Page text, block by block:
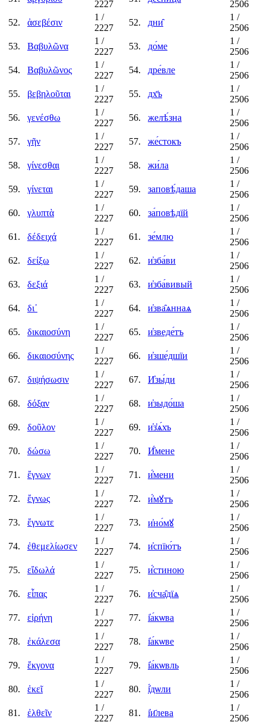
2227
52.
ἀσεβέσιν
1 /
2227
53.
Βαβυλῶνα
1 /
2227
54.
Βαβυλῶνος
1 /
2227
55.
βεβηλοῦται
1 /
2227
56.
γενέσθω
1 /
2227
57.
γῆν
1 /
2227
58.
γίνεσθαι
1 /
2227
59.
γίνεται
1 /
2227
60.
γλυπτὰ
1 /
2227
61.
δέδειχά
1 /
2227
62.
δείξω
1 /
2227
63.
δεξιά
1 /
2227
64.
δι᾿
1 /
2227
65.
δικαιοσύνη
1 /
2227
66.
δικαιοσύνης
1 /
2227
67.
διψήσωσιν
1 /
2227
68.
δόξαν
1 /
2227
69.
δοῦλον
1 /
2227
70.
δώσω
1 /
2227
71.
ἔγνων
1 /
2227
72.
ἔγνως
1 /
2227
73.
ἔγνωτε
1 /
2227
74.
ἐθεμελίωσεν
1 /
2227
75.
εἴδωλά
1 /
2227
76.
εἶπας
1 /
2227
77.
εἰρήνη
1 /
2227
78.
ἐκάλεσα
1 /
2227
79.
ἔκγονα
1 /
2227
80.
ἐκεῖ
1 /
2227
81.
ἐλθεῖν
1 /
2227
2506
52.
дни̑
1 /
2506
53.
до́ме
1 /
2506
54.
дре́вле
1 /
2506
55.
дх҃ъ
1 /
2506
56.
желѣ́зна
1 /
2506
57.
же́стокъ
1 /
2506
58.
жи́ла
1 /
2506
59.
заповѣ́даша
1 /
2506
60.
за́повѣдїй
1 /
2506
61.
зе́млю
1 /
2506
62.
и҆зба́ви
1 /
2506
63.
и҆зба́вивый
1 /
2506
64.
и҆зва̑ѧннаѧ
1 /
2506
65.
и҆зведе́тъ
1 /
2506
66.
и҆зше́дшїи
1 /
2506
67.
И҆зы́ди
1 /
2506
68.
и҆зыдо́ша
1 /
2506
69.
и҆з̾ѧ́хъ
1 /
2506
70.
И҆́мене
1 /
2506
71.
и҆́мени
1 /
2506
72.
и҆́мꙋтъ
1 /
2506
73.
и҆но́мꙋ
1 /
2506
74.
и҆спїю́тъ
1 /
2506
75.
и҆́стиною
1 /
2506
76.
и҆сча̑дїѧ
1 /
2506
77.
і҆а́кѡва
1 /
2506
78.
і҆а́кѡве
1 /
2506
79.
і҆а́кѡвль
1 /
2506
80.
і҆́дѡли
1 /
2506
81.
і҆и҃лева
1 /
2506